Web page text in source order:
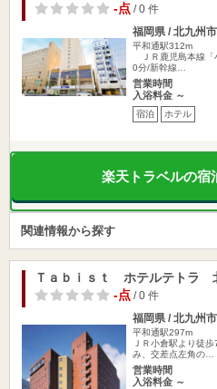
-点/ 0 件
福岡県 / 北九州
平和通駅312m
ＪＲ鹿児島本線「
0分/新幹線…
営業時間
入浴料金 ～
宿泊 ホテル
楽天トラベルの宿
関連情報から探す
Ｔａｂｉｓｔ ホテルテトラ
-点/ 0 件
福岡県 / 北九州
平和通駅297m
ＪＲ小倉駅より徒
み、交差点左角の…
営業時間
入浴料金 ～